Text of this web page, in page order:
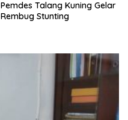
Pemdes Talang Kuning Gelar
Rembug Stunting